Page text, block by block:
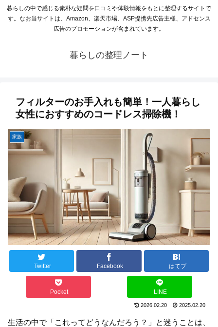
暮らしの中で感じる素朴な疑問を口コミや体験情報をもとに整理するサイトで
す。なお当サイトは、Amazon、楽天市場、ASP提携先広告主様、アドセンス
広告のプロモーションが含まれています。
暮らしの整理ノート
フィルターのお手入れも簡単！一人暮らし
女性におすすめのコードレス掃除機！
家族
Twitter Facebook はてブ
Pocket LINE
2026.02.20 2025.02.20
生活の中で「これってどうなんだろう？」と迷うことは、